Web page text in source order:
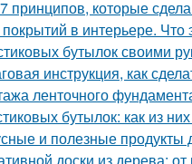
принципов, которые
в интерьере. Что
бутылок своими
инструкция, как
ленточного
бутылок: как из
и полезные продукты